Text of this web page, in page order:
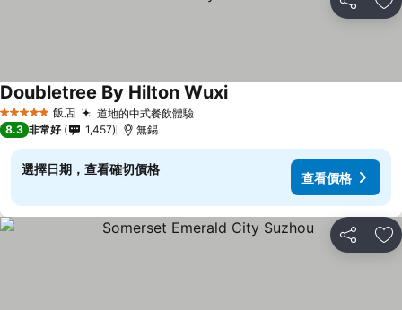
分享 加
5 星級 飯店 道地的中式餐飲體驗
Doubletree By Hilton Wuxi
8.3 非常好 1,457 無錫
選擇日期，查看確切價格
查看價格
分享 加